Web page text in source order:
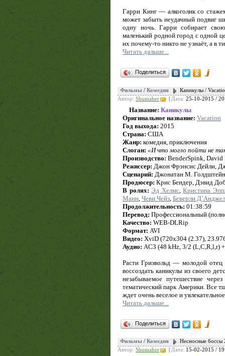
Гарри Кинг — алкоголик со
может забыть неудачный подвиг
одну ночь. Гарри собирает
маленький родной город с одной
их почему-то никто не узнаёт, а в
Читать дальше...
Поделиться
Фильмы / Комедия
Каникулы /
Автор: Shumaher Дата: 25-10-2015 /
Название: Каникулы
Оригинальное название: Vacation
Год выхода: 2015
Страна: США
Жанр: комедия, приключения
Слоган: «И что могло пойти не
Производство: BenderSpink,
Режиссер: Джон Фрэнсис Дейли,
Сценарий: Джонатан М.
Продюсер: Крис Бендер, Дэвид
В ролях: Эд Хелмс,Кристина
Манн Чеви Чейз Беверли
Продолжительность: 01:38:59
Перевод: Профессиональный
Качество: WEB-DLRip
Формат: AVI
Видео: XviD (720x304 (2.37),
Аудио: AC3 (48 kHz, 3/2 (L,C,R,l,r)
Расти Гризвольд — молодой
воссоздать каникулы из своего
незабываемое путешествие
тематический парк Америки. Все
ждет очень веселое и
Читать дальше...
Поделиться
Фильмы / Комедия
Несносные боссы
Автор: Shumaher Дата: 15-02-2015 /